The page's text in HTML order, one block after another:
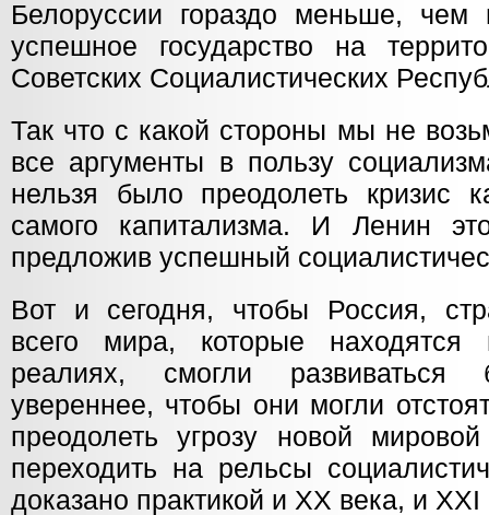
Белоруссии гораздо меньше,
успешное государство на
Советских Социалистических
Так что с какой стороны мы не
все аргументы в пользу
нельзя было преодолеть кризис
самого капитализма. И Ленин
предложив успешный
Вот и сегодня, чтобы Россия,
всего мира, которые находятся
реалиях, смогли развиваться
увереннее, чтобы они могли
преодолеть угрозу новой
переходить на рельсы
доказано практикой и XX века, и